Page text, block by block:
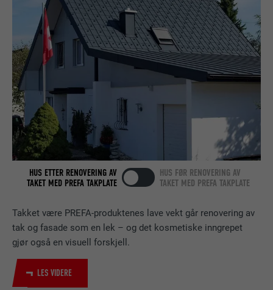
Takket være PREFA-produktenes lave vekt går renovering av
tak og fasade som en lek – og det kosmetiske inngrepet
gjør også en visuell forskjell.
LES VIDERE
HUS ETTER RENOVERING AV
TAKET MED PREFA TAKPLATE
HUS FØR RENOVERING AV
TAKET MED PREFA TAKPLATE
NAVN bcookie
TILBYDER LinkedIn
FORLØP
FORMÅL
Bruk av SoMe-tjenesten LinkedIn for å
følge bruken av innebygde tjenester.
NAVN bscookie
TILBYDER LinkedIn
FORLØP 2 år
FORMÅL
Bruk av SoMe-tjenesten LinkedIn for å
følge bruken av innebygde tjenester.